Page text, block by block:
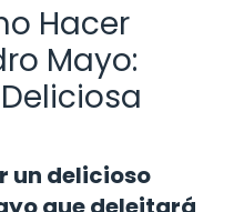
Hacer
Mayo:
un delicioso